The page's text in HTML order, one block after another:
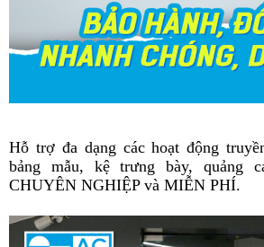
Hỗ trợ đa dạng các hoạt động
bảng mẫu, kệ trưng bày, quảng
CHUYÊN NGHIỆP và MIỄN PHÍ.